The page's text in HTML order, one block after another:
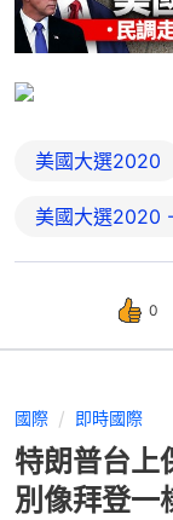
美國大選2020
美國大選2020
0
國際 即時國際
特朗普台
別像拜登一